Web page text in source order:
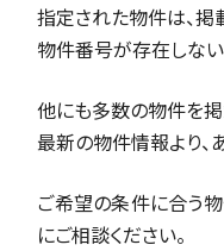
指定された物件は、掲
物件番号が存在しな
他にも多数の物件を掲
最新の物件情報より、
ご希望の条件に合う
にご相談ください。